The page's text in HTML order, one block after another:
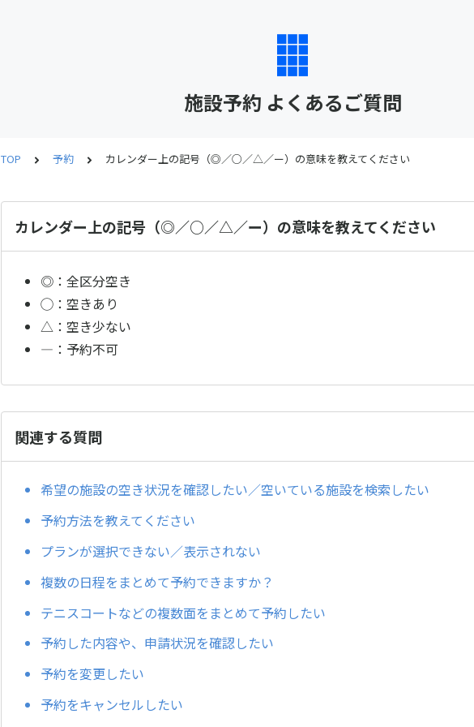
施設予約 よくあるご質問
TOP 予約 カレンダー上の記号（◎／○／△／ー）の意味を教えてください
カレンダー上の記号（◎／○／△／ー）の意味を教えてください
◎：全区分空き
◯：空きあり
△：空き少ない
—：予約不可
関連する質問
希望の施設の空き状況を確認したい／空いている施設を検索したい
予約方法を教えてください
プランが選択できない／表示されない
複数の日程をまとめて予約できますか？
テニスコートなどの複数面をまとめて予約したい
予約した内容や、申請状況を確認したい
予約を変更したい
予約をキャンセルしたい